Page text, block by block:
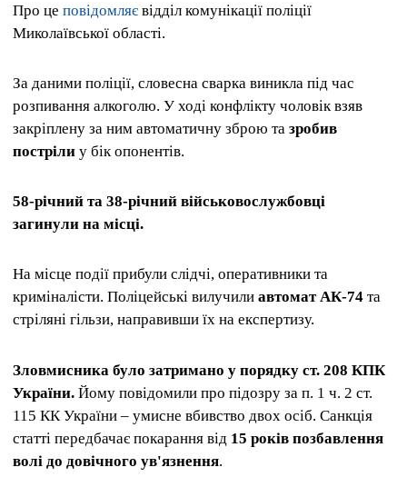
Про це повідомляє відділ комунікації поліції
Миколаївської області.
За даними поліції, словесна сварка виникла під час
розпивання алкоголю. У ході конфлікту чоловік взяв
закріплену за ним автоматичну зброю та зробив
постріли у бік опонентів.
58-річний та 38-річний військовослужбовці
загинули на місці.
На місце події прибули слідчі, оперативники та
криміналісти. Поліцейські вилучили автомат АК-74 та
стріляні гільзи, направивши їх на експертизу.
Зловмисника було затримано у порядку ст. 208 КПК
України. Йому повідомили про підозру за п. 1 ч. 2 ст.
115 КК України – умисне вбивство двох осіб. Санкція
статті передбачає покарання від 15 років позбавлення
волі до довічного ув'язнення.